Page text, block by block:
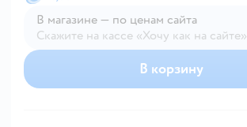
В магазине — по ценам сайта
Скажите на кассе «Хочу как на сайте»
В магазине — по ценам сайта
В корзину